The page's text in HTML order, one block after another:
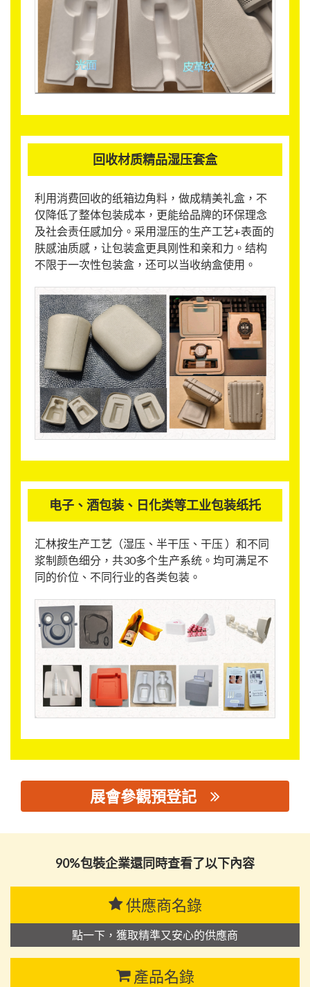
回收材质精品湿压套盒
利用消费回收的纸箱边角料，做成精美礼盒，不
仅降低了整体包装成本，更能给品牌的环保理念
及社会责任感加分。采用湿压的生产工艺+表面的
肤感油质感，让包装盒更具刚性和亲和力。结构
不限于一次性包装盒，还可以当收纳盒使用。
电子、酒包装、日化类等工业包装纸托
汇林按生产工艺（湿压、半干压、干压 ）和不同
浆制颜色细分，共30多个生产系统。均可满足不
同的价位、不同行业的各类包装。
展會參觀預登記
90%包裝企業還同時查看了以下內容
供應商名錄
點一下，獲取精準又安心的供應商
產品名錄